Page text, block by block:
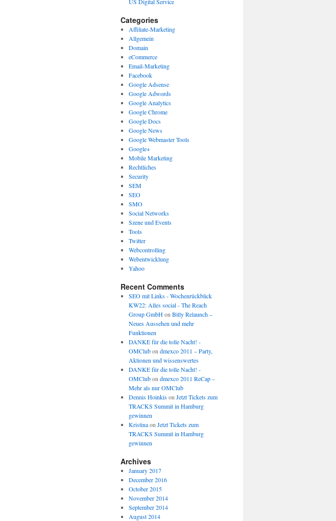
Categories
Affiliate-Marketing
Allgemein
Domain
eCommerce
Email-Marketing
Facebook
Google Adsense
Google Adwords
Google Analytics
Google Chrome
Google Docs
Google News
Google Webmaster Tools
Google+
Mobile Marketing
Rechtliches
Security
SEM
SEO
SMO
Social Networks
Szene und Events
Tools
Twitter
Webcontrolling
Webentwicklung
Yahoo
Recent Comments
SEO mit Links - Wochenrückblick
KW22: Alles social - The Reach
Group GmbHon Bitly Relaunch –
Neues Aussehen und mehr
Funktionen
DANKE für die tolle Nacht! -
OMClubon dmexco 2011 – Party,
Aktionen und wissenswertes
DANKE für die tolle Nacht! -
OMClubon dmexco 2011 ReCap –
Mehr als nur OMClub
Dennis Hoinkison Jetzt Tickets zum
TRACKS Summit in Hamburg
gewinnen
Kristinaon Jetzt Tickets zum
TRACKS Summit in Hamburg
gewinnen
Archives
January 2017
December 2016
October 2015
November 2014
September 2014
August 2014